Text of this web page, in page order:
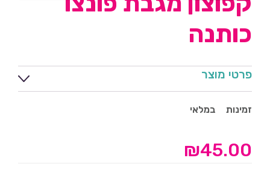
כותנה
פרטי מוצר
זמינות במלאי
₪45.00